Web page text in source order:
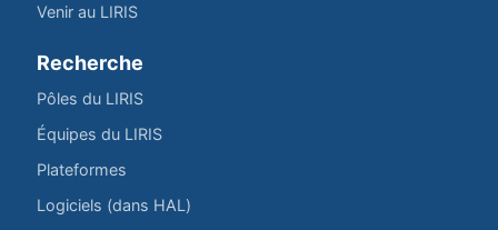
Venir au LIRIS
Recherche
Pôles du LIRIS
Équipes du LIRIS
Plateformes
Logiciels (dans HAL)